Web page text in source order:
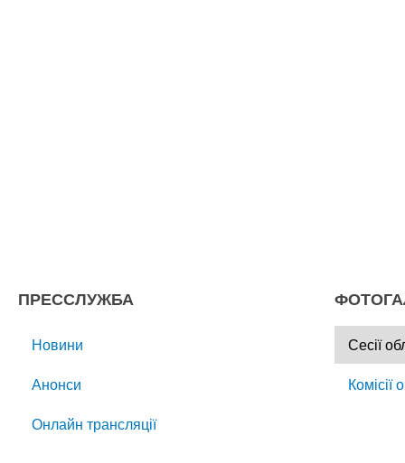
ПРЕССЛУЖБА
Новини
Анонси
Онлайн трансляції
Сесії
Комісії